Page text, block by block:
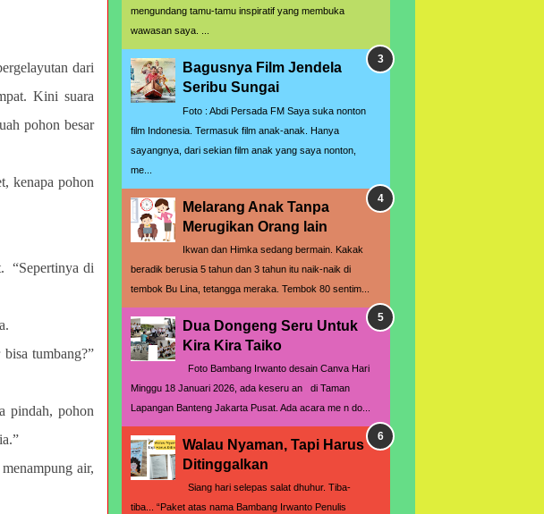
dari
Kini suara
pohon besar
kenapa pohon
“Sepertinya di
tumbang?”
pindah, pohon
air,
mengundang tamu-tamu inspiratif yang membuka
wawasan saya. ...
Bagusnya Film Jendela
Seribu Sungai
Foto : Abdi Persada FM Saya suka nonton
film Indonesia. Termasuk film anak-anak. Hanya
sayangnya, dari sekian film anak yang saya nonton,
me...
Melarang Anak Tanpa
Merugikan Orang lain
Ikwan dan Himka sedang bermain. Kakak
beradik berusia 5 tahun dan 3 tahun itu naik-naik di
tembok Bu Lina, tetangga meraka. Tembok 80 sentim...
Dua Dongeng Seru Untuk
Kira Kira Taiko
Foto Bambang Irwanto desain Canva Hari
Minggu 18 Januari 2026, ada keseru an di Taman
Lapangan Banteng Jakarta Pusat. Ada acara me n do...
Walau Nyaman, Tapi Harus
Ditinggalkan
Siang hari selepas salat dhuhur. Tiba-
tiba... “Paket atas nama Bambang Irwanto Penulis